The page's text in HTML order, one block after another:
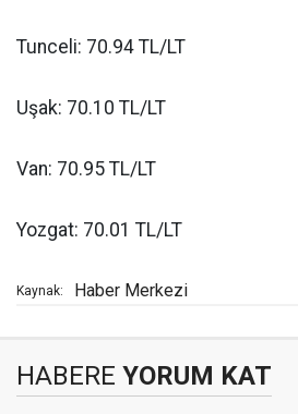
Tunceli: 70.94 TL/LT
Uşak: 70.10 TL/LT
Van: 70.95 TL/LT
Yozgat: 70.01 TL/LT
Kaynak: Haber Merkezi
HABERE YORUM KAT